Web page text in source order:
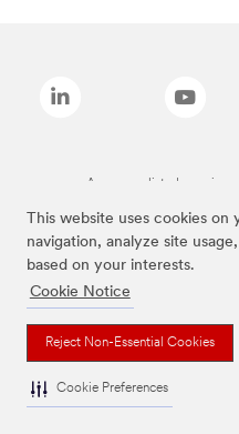
This website uses cookies
navigation, analyze site
based on your interests.
Cookie Notice
Reject Non-Essential Cookies
Cookie Preferences
As marcas listadas a cima